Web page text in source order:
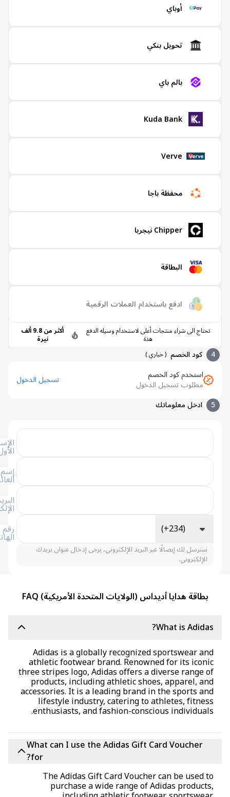
أوباي
تحويل بنكي
بالم باي
Kuda Bank
Verve
محفظة باجا
Chipper نيجريا
البطاقة
ادفع باستخدام العملات الرقمية
الى شراء منتجات أعلى لاستخدام وسيله الدفع أكثر من 9.8 ألف
كود الخصم (خياري )
استخدم كود الخصم
مطلوب تسجيل الدخول
تسجيل الدخول
ادخل معلوماتك
العائلة
الإلكتروني
الهاتف (+234)
سنرسل لك إيصالًا عبر البريد الإلكتروني، يرجى إدخال عنوان بريدك
الإلكتروني.
بطاقة هدايا أديداس (الولايات المتحدة الأمريكية) FAQ
What is
Adidas is a globally recognized sportswear
athletic footwear brand. Renowned for its
three stripes logo, Adidas offers a diverse range
products, including athletic shoes, apparel,
accessories. It is a leading brand in the sports
lifestyle industry, catering to athletes,
enthusiasts, and fashion-conscious
What can I use the Adidas Gift Card Voucher
The Adidas Gift Card Voucher can be used
purchase a wide range of Adidas